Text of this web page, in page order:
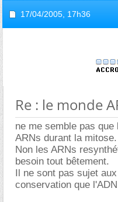
17/04/2005, 17h36
Re : le monde
ne me semble pas
ARNs durant la mitose.
Non les ARNs
besoin tout bêtement.
Il ne sont pas sujet
conservation que